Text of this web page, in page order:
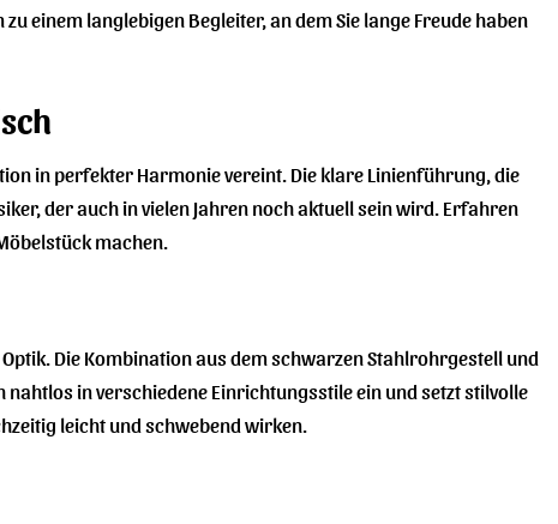
einem langlebigen Begleiter, an dem Sie lange Freude haben
in perfekter Harmonie vereint. Die klare Linienführung, die
der auch in vielen Jahren noch aktuell sein wird. Erfahren
machen.
Die Kombination aus dem schwarzen Stahlrohrgestell und
in verschiedene Einrichtungsstile ein und setzt stilvolle
leicht und schwebend wirken.